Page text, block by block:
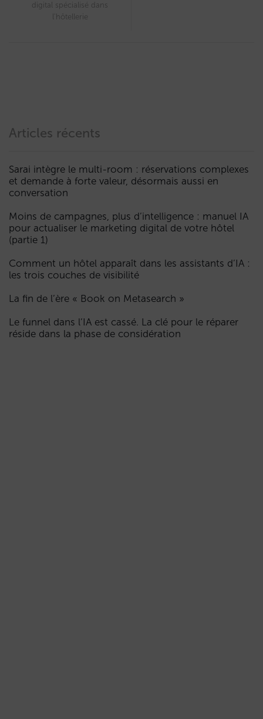
digital spécialisé dans
l’hôtellerie
Articles récents
Sarai intègre le multi-room : réservations complexes
et demande à forte valeur, désormais aussi en
conversation
Moins de campagnes, plus d’intelligence : manuel IA
pour actualiser le marketing digital de votre hôtel
(partie 1)
Comment un hôtel apparaît dans les assistants d’IA :
les trois couches de visibilité
La fin de l’ère « Book on Metasearch »
Le funnel dans l’IA est cassé. La clé pour le réparer
réside dans la phase de considération